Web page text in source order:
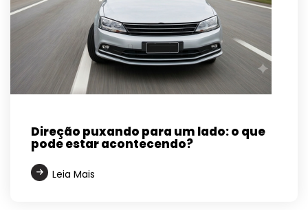
Direção puxando para um lado: o que
pode estar acontecendo?
Leia Mais